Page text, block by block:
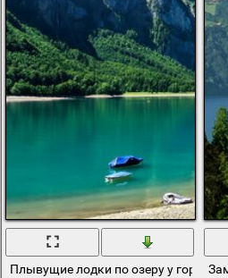
Плывущие лодки по озеру у гор